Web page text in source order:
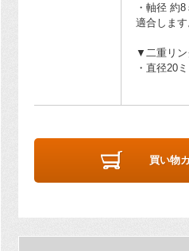
・軸径 約
適合します
▼二重リン
・直径20ミ
買い物